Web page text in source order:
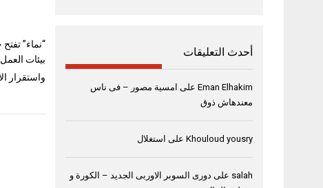
“نماء”
بيئات العمل
واستقرار
أحدث التعليقات
Eman Elhakim على امسية مصور – فى ناس
معندهاش ذوق
Khouloud yousry على استغلال
salah على دورى السوبر الاوربى الجديد – الكورة و